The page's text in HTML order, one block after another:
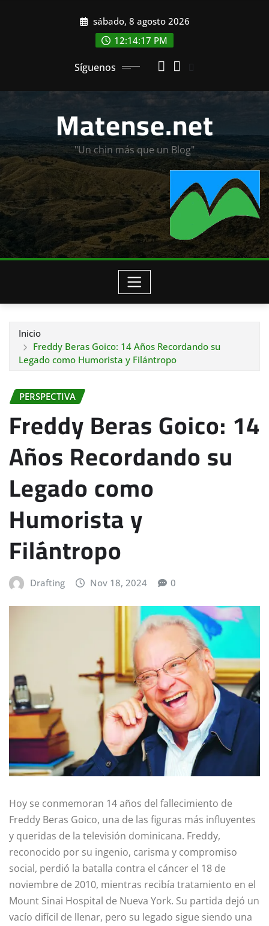
sábado, 8 agosto 2026
12:14:19 PM
Síguenos
Matense.net
"Un chin más que un Blog"
Inicio
Freddy Beras Goico: 14 Años Recordando su
Legado como Humorista y Filántropo
PERSPECTIVA
Freddy Beras Goico: 14
Años Recordando su
Legado como
Humorista y
Filántropo
Drafting Nov 18, 2024 0
Hoy se conmemoran 14 años del fallecimiento de
Freddy Beras Goico, una de las figuras más influyentes
y queridas de la televisión dominicana. Freddy,
reconocido por su ingenio, carisma y compromiso
social, perdió la batalla contra el cáncer el 18 de
noviembre de 2010, mientras recibía tratamiento en el
Mount Sinai Hospital de Nueva York. Su partida dejó un
vacío difícil de llenar, pero su legado sigue siendo una